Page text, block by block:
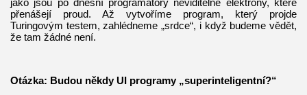
přenášejí proud. Až vytvoříme program, který projde
Turingovým testem, zahlédneme „srdce“, i když budeme vědět,
že tam žádné není.
Otázka: Budou někdy UI programy „superinteligentní?“